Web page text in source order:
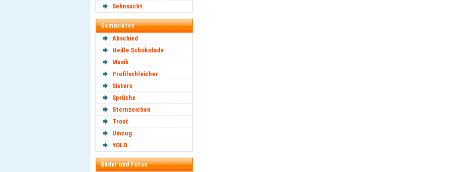
Sehnsucht
Gemischtes
Abschied
Heiße Schokolade
Musik
Profilschleicher
Sisters
Sprüche
Sternzeichen
Trost
Umzug
YOLO
Bilder und Fotos